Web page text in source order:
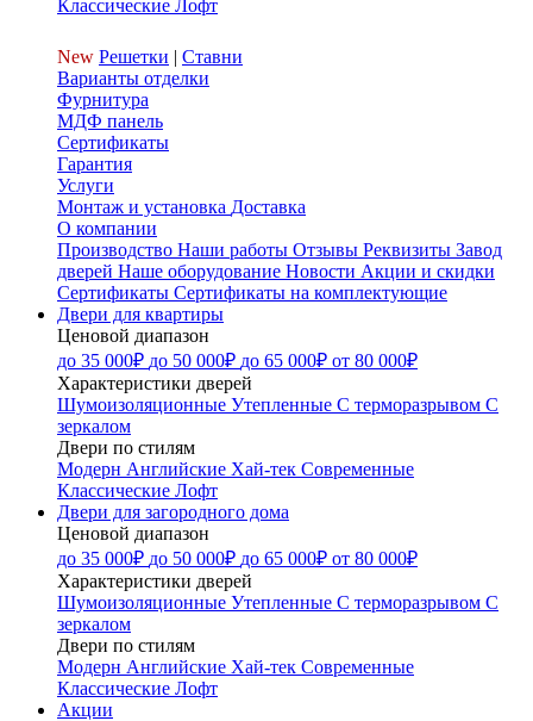
Классические Лофт
New Решетки | Ставни
Варианты отделки
Фурнитура
МДФ панель
Сертификаты
Гарантия
Услуги
Монтаж и установка Доставка
О компании
Производство Наши работы Отзывы Реквизиты Завод
дверей Наше оборудование Новости Акции и скидки
Сертификаты Сертификаты на комплектующие
Двери для квартиры
Ценовой диапазон
до 35 000₽ до 50 000₽ до 65 000₽ от 80 000₽
Характеристики дверей
Шумоизоляционные Утепленные С терморазрывом С
зеркалом
Двери по стилям
Модерн Английские Хай-тек Современные
Классические Лофт
Двери для загородного дома
Ценовой диапазон
до 35 000₽ до 50 000₽ до 65 000₽ от 80 000₽
Характеристики дверей
Шумоизоляционные Утепленные С терморазрывом С
зеркалом
Двери по стилям
Модерн Английские Хай-тек Современные
Классические Лофт
Акции